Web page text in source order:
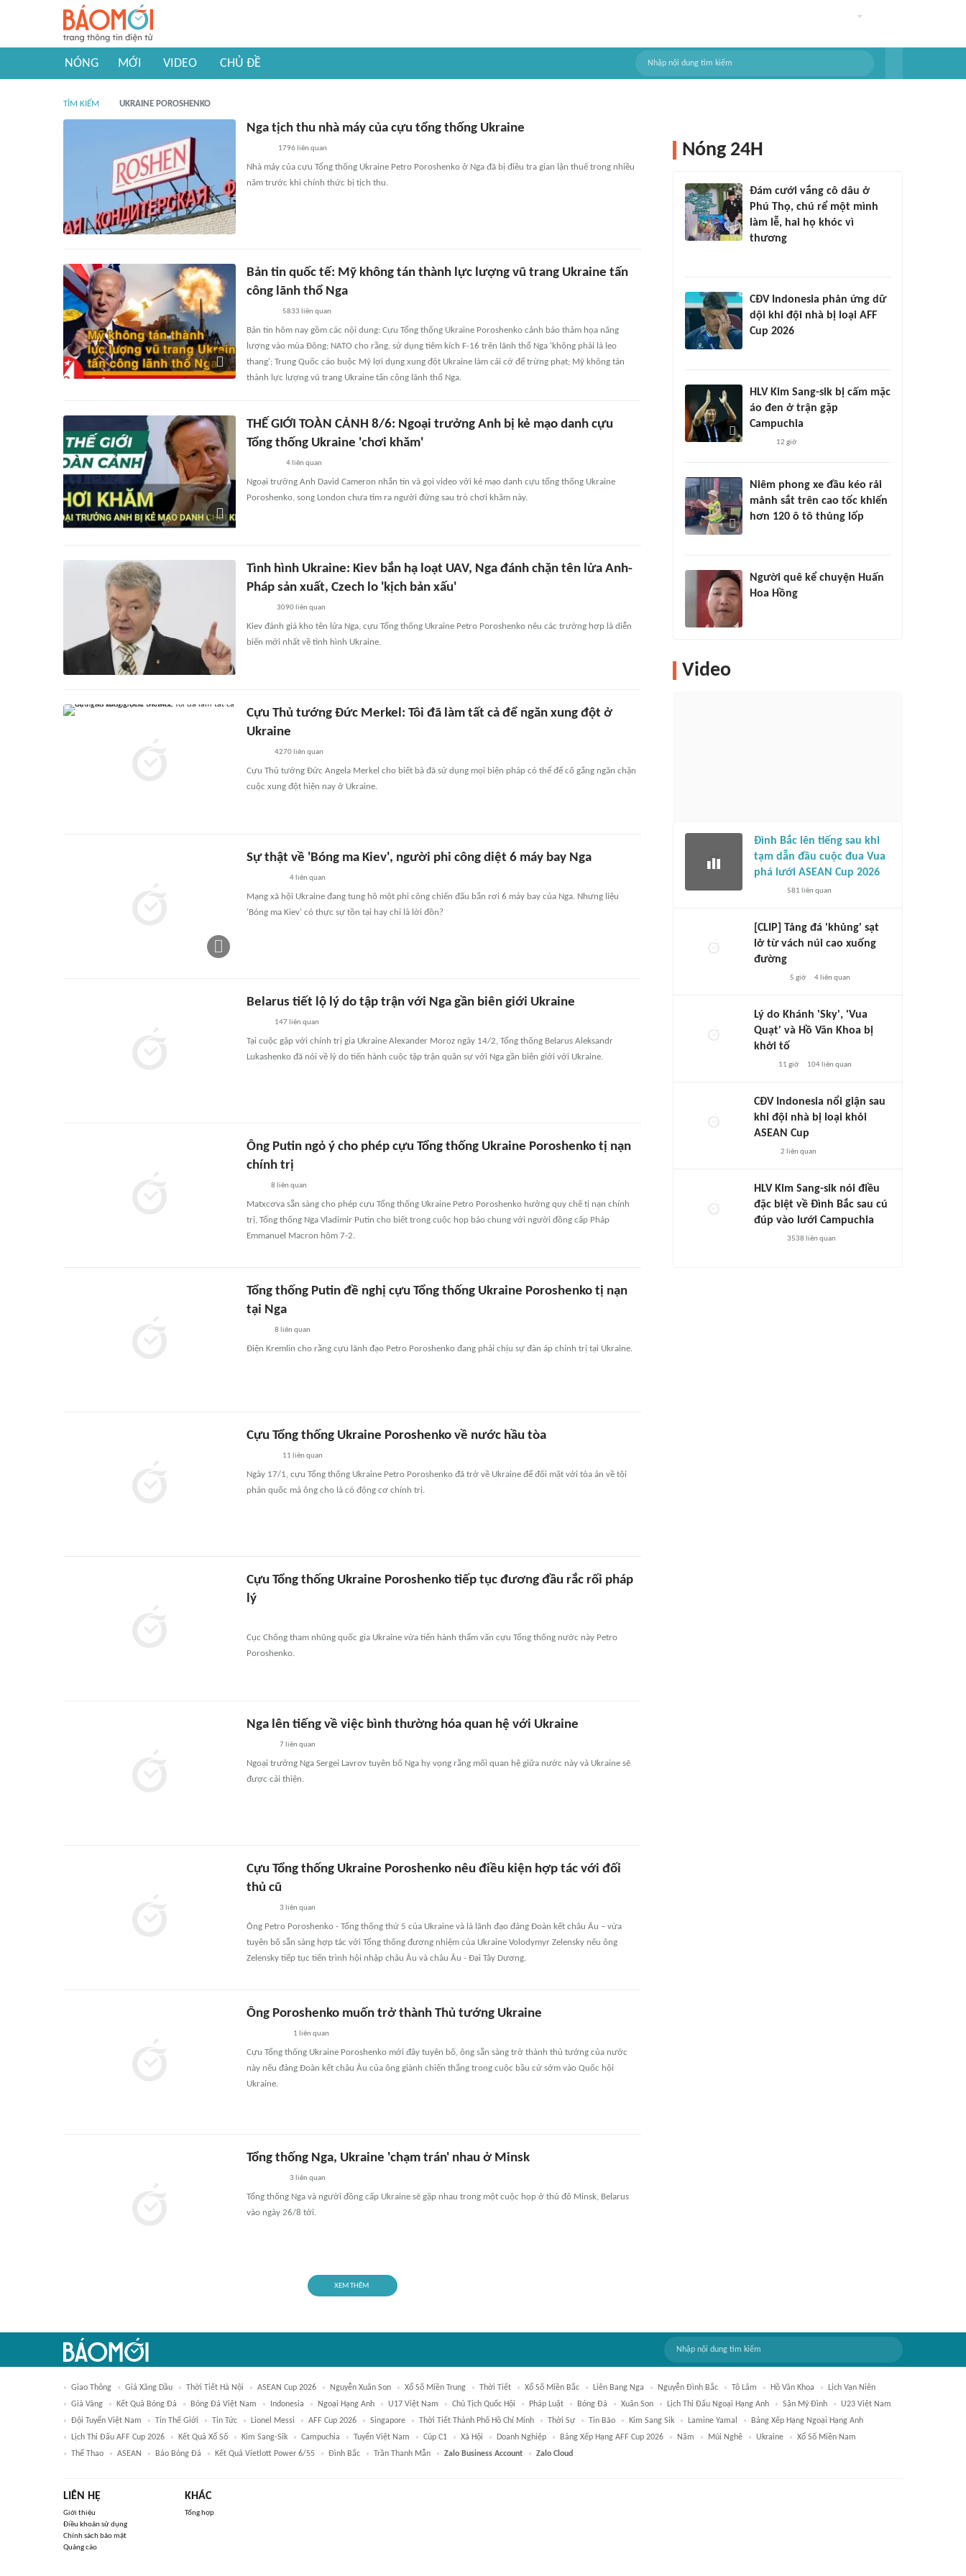
NÓNG MỚI VIDEO CHỦ ĐỀ
TÌM KIẾM UKRAINE POROSHENKO
Nga tịch thu nhà máy của cựu tổng thống Ukraine
1796 liên quan
Nhà máy của cựu Tổng thống Ukraine Petro Poroshenko ở Nga đã bị điều tra gian lận thuế trong nhiều
năm trước khi chính thức bị tịch thu.
Bản tin quốc tế: Mỹ không tán thành lực lượng vũ trang Ukraine tấn
công lãnh thổ Nga
5833 liên quan
Bản tin hôm nay gồm các nội dung: Cựu Tổng thống Ukraine Poroshenko cảnh báo thảm họa năng
lượng vào mùa Đông; NATO cho rằng, sử dụng tiêm kích F-16 trên lãnh thổ Nga 'không phải là leo
thang'; Trung Quốc cáo buộc Mỹ lợi dụng xung đột Ukraine làm cái cớ để trừng phạt; Mỹ không tán
thành lực lượng vũ trang Ukraine tấn công lãnh thổ Nga.
THẾ GIỚI TOÀN CẢNH 8/6: Ngoại trưởng Anh bị kẻ mạo danh cựu
Tổng thống Ukraine 'chơi khăm'
4liên quan
Ngoại trưởng Anh David Cameron nhắn tin và gọi video với kẻ mạo danh cựu tổng thống Ukraine
Poroshenko, song London chưa tìm ra người đứng sau trò chơi khăm này.
Tình hình Ukraine: Kiev bắn hạ loạt UAV, Nga đánh chặn tên lửa Anh-
Pháp sản xuất, Czech lo 'kịch bản xấu'
3090 liên quan
Kiev đánh giá kho tên lửa Nga, cựu Tổng thống Ukraine Petro Poroshenko nêu các trường hợp là diễn
biến mới nhất về tình hình Ukraine.
Cựu Thủ tướng Đức Merkel: Tôi đã làm tất cả để ngăn xung đột ở
Ukraine
4270 liên quan
Cựu Thủ tướng Đức Angela Merkel cho biết bà đã sử dụng mọi biện pháp có thể để cố gắng ngăn chặn
cuộc xung đột hiện nay ở Ukraine.
Sự thật về 'Bóng ma Kiev', người phi công diệt 6 máy bay Nga
4 liên quan
Mạng xã hội Ukraine đang tung hô một phi công chiến đấu bắn rơi 6 máy bay của Nga. Nhưng liệu
'Bóng ma Kiev' có thực sự tồn tại hay chỉ là lời đồn?
Belarus tiết lộ lý do tập trận với Nga gần biên giới Ukraine
147 liên quan
Tại cuộc gặp với chính trị gia Ukraine Alexander Moroz ngày 14/2, Tổng thống Belarus Aleksandr
Lukashenko đã nói về lý do tiến hành cuộc tập trận quân sự với Nga gần biên giới với Ukraine.
Ông Putin ngỏ ý cho phép cựu Tổng thống Ukraine Poroshenko tị nạn
chính trị
8 liên quan
Matxcơva sẵn sàng cho phép cựu Tổng thống Ukraine Petro Poroshenko hưởng quy chế tị nạn chính
trị, Tổng thống Nga Vladimir Putin cho biết trong cuộc họp báo chung với người đồng cấp Pháp
Emmanuel Macron hôm 7-2.
Tổng thống Putin đề nghị cựu Tổng thống Ukraine Poroshenko tị nạn
tại Nga
8 liên quan
Điện Kremlin cho rằng cựu lãnh đạo Petro Poroshenko đang phải chịu sự đàn áp chính trị tại Ukraine.
Cựu Tổng thống Ukraine Poroshenko về nước hầu tòa
11 liên quan
Ngày 17/1, cựu Tổng thống Ukraine Petro Poroshenko đã trở về Ukraine để đối mặt với tòa án về tội
phản quốc mà ông cho là có động cơ chính trị.
Cựu Tổng thống Ukraine Poroshenko tiếp tục đương đầu rắc rối pháp
lý
Cục Chống tham nhũng quốc gia Ukraine vừa tiến hành thẩm vấn cựu Tổng thống nước này Petro
Poroshenko.
Nga lên tiếng về việc bình thường hóa quan hệ với Ukraine
7liên quan
Ngoại trưởng Nga Sergei Lavrov tuyên bố Nga hy vọng rằng mối quan hệ giữa nước này và Ukraine sẽ
được cải thiện.
Cựu Tổng thống Ukraine Poroshenko nêu điều kiện hợp tác với đối
thủ cũ
3 liên quan
Ông Petro Poroshenko - Tổng thống thứ 5 của Ukraine và là lãnh đạo đảng Đoàn kết châu Âu – vừa
tuyên bố sẵn sàng hợp tác với Tổng thống đương nhiệm của Ukraine Volodymyr Zelensky nếu ông
Zelensky tiếp tục tiến trình hội nhập châu Âu và châu Âu - Đại Tây Dương.
Ông Poroshenko muốn trở thành Thủ tướng Ukraine
1 liên quan
Cựu Tổng thống Ukraine Poroshenko mới đây tuyên bố, ông sẵn sàng trở thành thủ tướng của nước
này nếu đảng Đoàn kết châu Âu của ông giành chiến thắng trong cuộc bầu cử sớm vào Quốc hội
Ukraine.
Tổng thống Nga, Ukraine 'chạm trán' nhau ở Minsk
3 liên quan
Tổng thống Nga và người đồng cấp Ukraine sẽ gặp nhau trong một cuộc họp ở thủ đô Minsk, Belarus
vào ngày 26/8 tới.
XEM THÊM
Nóng 24H
Đám cưới vắng cô dâu ở
Phú Thọ, chú rể một mình
làm lễ, hai họ khóc vì
thương
CĐV Indonesia phản ứng dữ
dội khi đội nhà bị loại AFF
Cup 2026
HLV Kim Sang-sik bị cấm mặc
áo đen ở trận gặp
Campuchia
12 giờ
Niêm phong xe đầu kéo rải
mảnh sắt trên cao tốc khiến
hơn 120 ô tô thủng lốp
Người quê kể chuyện Huấn
Hoa Hồng
Video
Đình Bắc lên tiếng sau khi
tạm dẫn đầu cuộc đua Vua
phá lưới ASEAN Cup 2026
581 liên quan
[CLIP] Tảng đá 'khủng' sạt
lở từ vách núi cao xuống
đường
5 giờ 4liên quan
Lý do Khánh 'Sky', 'Vua
Quạt' và Hồ Văn Khoa bị
khởi tố
11 giờ 104liên quan
CĐV Indonesia nổi giận sau
khi đội nhà bị loại khỏi
ASEAN Cup
2 liên quan
HLV Kim Sang-sik nói điều
đặc biệt về Đình Bắc sau cú
đúp vào lưới Campuchia
3538 liên quan
Giao Thông Giá Xăng Dầu Thời Tiết Hà Nội ASEAN Cup 2026 Nguyễn Xuân Son Xổ Số Miền Trung Thời Tiết Xổ Số Miền Bắc Liên Bang Nga Nguyễn Đình Bắc Tô Lâm Hồ Văn Khoa
Lịch Vạn Niên
Giá Vàng
Kết Quả Bóng Đá Bóng Đá Việt Nam Indonesia Ngoại Hạng Anh U17 Việt Nam Chủ Tịch Quốc Hội Pháp Luật Bóng Đá Xuân Son Lịch Thi Đấu Ngoại Hạng Anh Sân Mỹ Đình
U23 Việt Nam
Đội Tuyển Việt Nam
Tin Thế Giới Tin Tức Lionel Messi AFF Cup 2026 Singapore Thời Tiết Thành Phố Hồ Chí Minh Thời Sự Tin Bão Kim Sang Sik Lamine Yamal
Bảng Xếp Hạng Ngoại Hạng Anh
Lịch Thi Đấu AFF Cup 2026
Kết Quả Xổ Số Kim Sang-Sik Campuchia Tuyển Việt Nam Cúp C1 Xã Hội Doanh Nghiệp Bảng Xếp Hạng AFF Cup 2026 Năm Mũi Nghê Ukraine
Xổ Số Miền Nam
Thể Thao
ASEAN Báo Bóng Đá Kết Quả Vietlott Power 6/55 Đình Bắc Trần Thanh Mẫn Zalo Business Account Zalo Cloud
LIÊN HỆ
Giới thiệu
Điều khoản sử dụng
Chính sách bảo mật
Quảng cáo
KHÁC
Tổng hợp